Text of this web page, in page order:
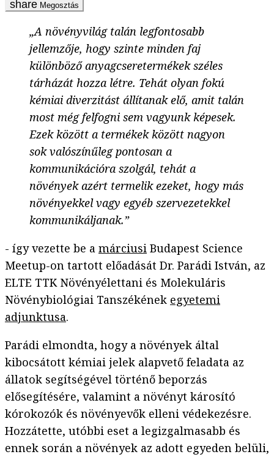
Megosztás
„A növényvilág talán legfontosabb
jellemzője, hogy szinte minden faj
különböző anyagcseretermékek széles
tárházát hozza létre. Tehát olyan fokú
kémiai diverzitást állítanak elő, amit talán
most még felfogni sem vagyunk képesek.
Ezek között a termékek között nagyon
sok valószínűleg pontosan a
kommunikációra szolgál, tehát a
növények azért termelik ezeket, hogy más
növényekkel vagy egyéb szervezetekkel
kommunikáljanak.”
- így vezette be a márciusi Budapest Science
Meetup-on tartott előadását Dr. Parádi István, az
ELTE TTK Növényélettani és Molekuláris
Növénybiológiai Tanszékének egyetemi
adjunktusa.
Parádi elmondta, hogy a növények által
kibocsátott kémiai jelek alapvető feladata az
állatok segítségével történő beporzás
elősegítésére, valamint a növényt károsító
kórokozók és növényevők elleni védekezésre.
Hozzátette, utóbbi eset a legizgalmasabb és
ennek során a növények az adott egyeden belüli,